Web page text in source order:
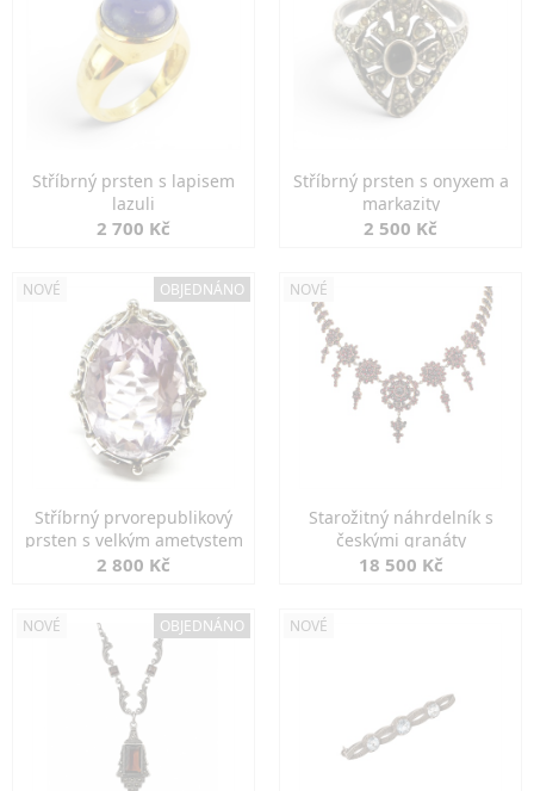
Stříbrný prsten s lapisem
lazuli
2 700 Kč
Stříbrný prsten s onyxem a
markazity
2 500 Kč
NOVÉ OBJEDNÁNO
Stříbrný prvorepublikový
prsten s velkým ametystem
2 800 Kč
NOVÉ
Starožitný náhrdelník s
českými granáty
18 500 Kč
NOVÉ OBJEDNÁNO NOVÉ